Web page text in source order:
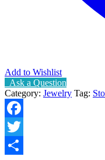
Add to Wishlist
Ask a Question
Category: Jewelry Tag:
Facebook
Twitter